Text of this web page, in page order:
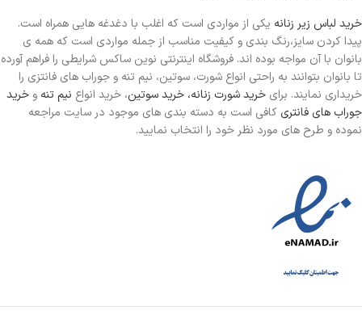
خرید لباس زیر زنانه یکی از مواردی است که اغلب با دغدغه هایی همراه است.
پیدا کردن سایز،رنگ بندی و کیفیت مناسب از جمله مواردی است که همه ی
بانوان با آن مواجه بوده اند. فروشگاه اینترنتی نوین ساکس شرایطی را فراهم آورده
تا بانوان بتوانند به راحتی انواع شورت، سوتین، نیم تنه و جوراب های فانتزی را
خریداری نمایند. برای خرید شورت زنانه، خرید سوتین، خرید انواع نیم تنه و خرید
جوراب های فانتری کافی است به دسته بندی های موجود در سایت مراجعه
نموده و طرح های مورد نظر خود را انتخاب نمایید.